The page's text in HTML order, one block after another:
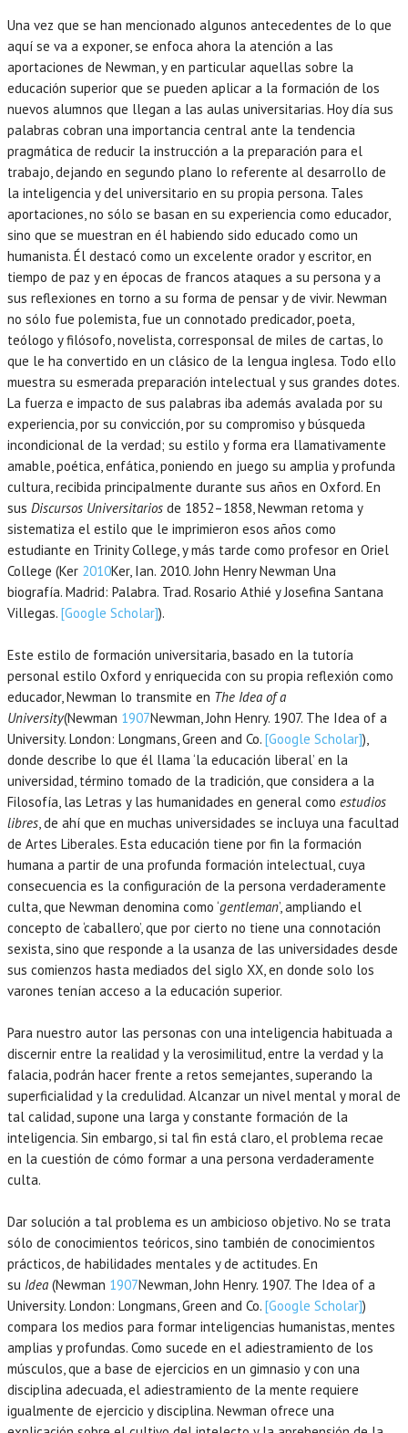
Una vez que se han mencionado algunos antecedentes de lo que
aquí se va a exponer, se enfoca ahora la atención a las
aportaciones de Newman, y en particular aquellas sobre la
educación superior que se pueden aplicar a la formación de los
nuevos alumnos que llegan a las aulas universitarias. Hoy día sus
palabras cobran una importancia central ante la tendencia
pragmática de reducir la instrucción a la preparación para el
trabajo, dejando en segundo plano lo referente al desarrollo de
la inteligencia y del universitario en su propia persona. Tales
aportaciones, no sólo se basan en su experiencia como educador,
sino que se muestran en él habiendo sido educado como un
humanista. Él destacó como un excelente orador y escritor, en
tiempo de paz y en épocas de francos ataques a su persona y a
sus reflexiones en torno a su forma de pensar y de vivir. Newman
no sólo fue polemista, fue un connotado predicador, poeta,
teólogo y filósofo, novelista, corresponsal de miles de cartas, lo
que le ha convertido en un clásico de la lengua inglesa. Todo ello
muestra su esmerada preparación intelectual y sus grandes dotes.
La fuerza e impacto de sus palabras iba además avalada por su
experiencia, por su convicción, por su compromiso y búsqueda
incondicional de la verdad; su estilo y forma era llamativamente
amable, poética, enfática, poniendo en juego su amplia y profunda
cultura, recibida principalmente durante sus años en Oxford. En
sus Discursos Universitarios de 1852–1858, Newman retoma y
sistematiza el estilo que le imprimieron esos años como
estudiante en Trinity College, y más tarde como profesor en Oriel
College (Ker 2010Ker, Ian. 2010. John Henry Newman Una
biografía. Madrid: Palabra. Trad. Rosario Athié y Josefina Santana
Villegas. [Google Scholar]).
Este estilo de formación universitaria, basado en la tutoría
personal estilo Oxford y enriquecida con su propia reflexión como
educador, Newman lo transmite en The Idea of a
University(Newman 1907Newman,John Henry. 1907. The Idea of a
University. London: Longmans, Green and Co. [Google Scholar]),
donde describe lo que él llama ‘la educación liberal’ en la
universidad, término tomado de la tradición, que considera a la
Filosofía, las Letras y las humanidades en general como estudios
libres, de ahí que en muchas universidades se incluya una facultad
de Artes Liberales. Esta educación tiene por fin la formación
humana a partir de una profunda formación intelectual, cuya
consecuencia es la configuración de la persona verdaderamente
culta, que Newman denomina como ‘gentleman’, ampliando el
concepto de ‘caballero’, que por cierto no tiene una connotación
sexista, sino que responde a la usanza de las universidades desde
sus comienzos hasta mediados del siglo XX, en donde solo los
varones tenían acceso a la educación superior.
Para nuestro autor las personas con una inteligencia habituada a
discernir entre la realidad y la verosimilitud, entre la verdad y la
falacia, podrán hacer frente a retos semejantes, superando la
superficialidad y la credulidad. Alcanzar un nivel mental y moral de
tal calidad, supone una larga y constante formación de la
inteligencia. Sin embargo, si tal fin está claro, el problema recae
en la cuestión de cómo formar a una persona verdaderamente
culta.
Dar solución a tal problema es un ambicioso objetivo. No se trata
sólo de conocimientos teóricos, sino también de conocimientos
prácticos, de habilidades mentales y de actitudes. En
su Idea (Newman 1907Newman,John Henry. 1907. The Idea of a
University. London: Longmans, Green and Co. [Google Scholar])
compara los medios para formar inteligencias humanistas, mentes
amplias y profundas. Como sucede en el adiestramiento de los
músculos, que a base de ejercicios en un gimnasio y con una
disciplina adecuada, el adiestramiento de la mente requiere
igualmente de ejercicio y disciplina. Newman ofrece una